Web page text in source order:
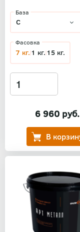
6 960 руб.
База
Фасовка
7 кг. 1 кг. 15 кг.